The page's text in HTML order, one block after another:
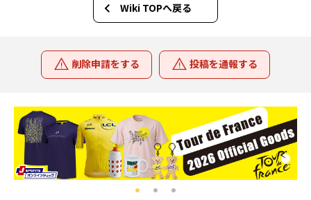
Wiki TOPへ戻る
削除申請をする 投稿を通報する